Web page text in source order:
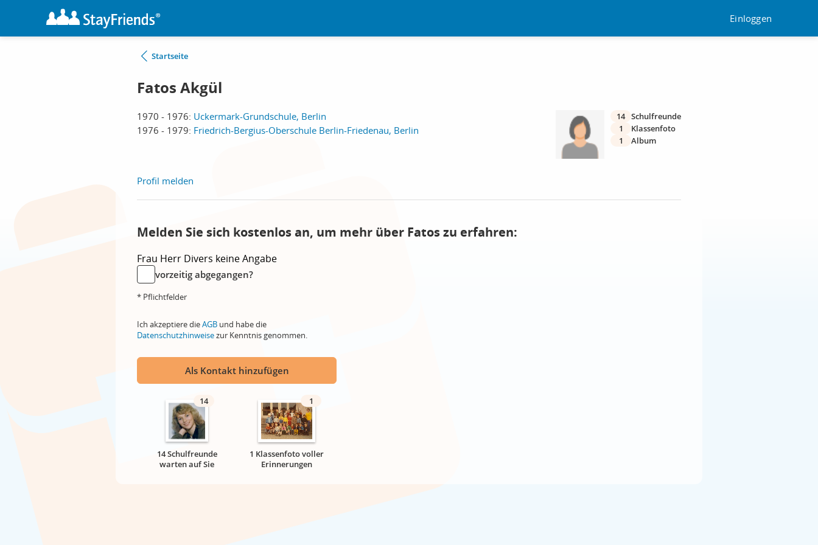
Einloggen
Startseite
Fatos Akgül
1970 - 1976: Uckermark-Grundschule, Berlin
1976 - 1979: Friedrich-Bergius-Oberschule Berlin-Friedenau, Berlin
14 Schulfreunde
1
Klassenfoto
1
Album
Profil melden
Melden Sie sich kostenlos an, um mehr über Fatos zu erfahren:
Frau Herr Divers keine Angabe
vorzeitig abgegangen?
* Pflichtfelder
Ich akzeptiere dieAGB und habe die
Datenschutzhinweisezur Kenntnis genommen.
Als Kontakt hinzufügen
14
14 Schulfreunde
warten auf Sie
1
1 Klassenfoto voller
Erinnerungen